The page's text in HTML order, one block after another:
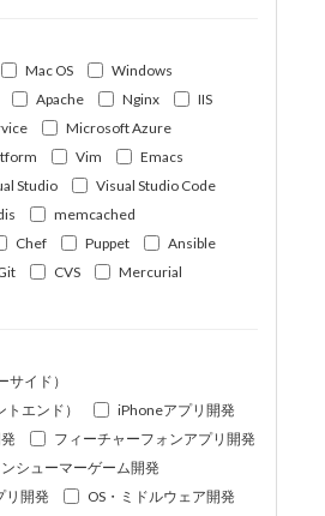
Mac OS
Windows
Apache Nginx
IIS
Microsoft Azure
Vim
Emacs
Studio
Visual Studio Code
memcached
Chef Puppet
Ansible
CVS
Mercurial
イド）
エンド）
iPhoneアプリ開発
フィーチャーフォンアプリ開発
シューマーゲーム開発
リ開発
OS・ミドルウェア開発